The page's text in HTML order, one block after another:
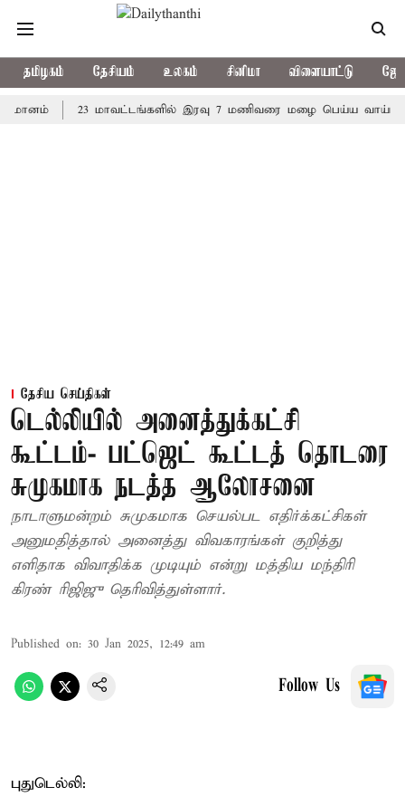
தமிழகம் தேசியம் உலகம் சினிமா விளையாட்டு
23 மாவட்டங்களில் இரவு 7 மணிவரை மழை பெய்ய வாய்ப்பு
தேசிய செய்திகள்
டெல்லியில் அனைத்துக்கட்சி
கூட்டம்- பட்ஜெட் கூட்டத் தொடரை
சுமுகமாக நடத்த ஆலோசனை
நாடாளுமன்றம் சுமுகமாக செயல்பட எதிர்க்கட்சிகள்
அனுமதித்தால் அனைத்து விவகாரங்கள் குறித்து
எளிதாக விவாதிக்க முடியும் என்று மத்திய மந்திரி
கிரண் ரிஜிஜு தெரிவித்துள்ளார்.
Published on: 30 Jan 2025, 12:49 am
Follow Us
புதுடெல்லி: